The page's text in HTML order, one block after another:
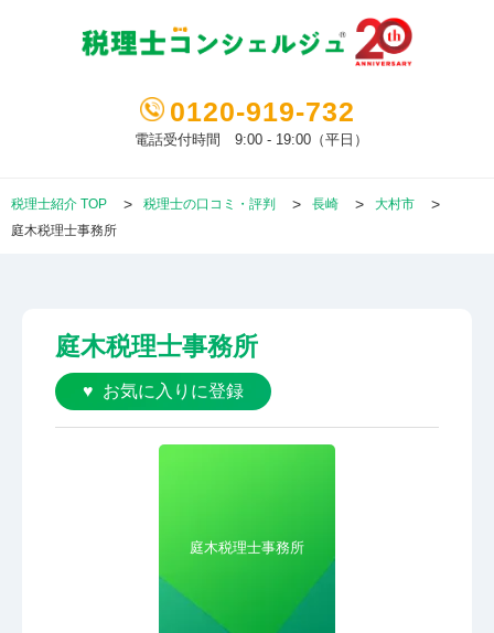
0120-919-732
電話受付時間 9:00 - 19:00（平日）
税理士紹介 TOP 税理士の口コミ・評判 長崎
大村市
庭木税理士事務所
庭木税理士事務所
お気に入りに登録
庭木税理士事務所